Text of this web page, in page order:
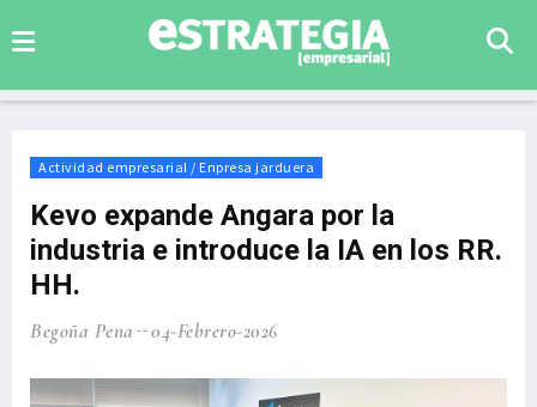
Actividad empresarial / Enpresa jarduera
Kevo expande Angara por la
industria e introduce la IA en los RR.
HH.
Begoña Pena 04-Febrero-2026